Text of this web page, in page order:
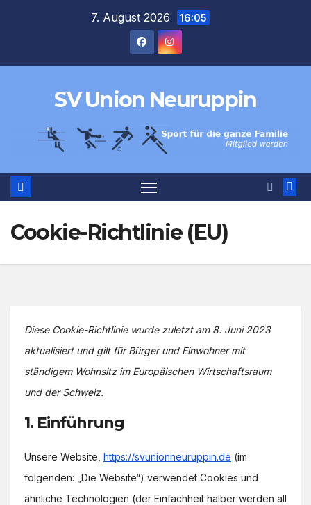
7. August 2026 16:05
SV Union Neuruppin
Cookie-Richtlinie (EU)
Diese Cookie-Richtlinie wurde zuletzt am 8. Juni 2023
aktualisiert und gilt für Bürger und Einwohner mit
ständigem Wohnsitz im Europäischen Wirtschaftsraum
und der Schweiz.
1. Einführung
Unsere Website, https://svunionneuruppin.de (im
folgenden: „Die Website“) verwendet Cookies und
ähnliche Technologien (der Einfachheit halber werden all